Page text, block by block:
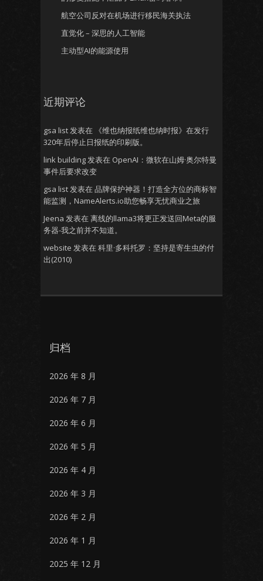
航空公司反对在机场进行移民海关执法
直觉化 – 深思的人工智能
主动型AI的能源使用
近期评论
gsa list发表在
《维也纳报纸维也纳时报》在发行
320年后停止日报纸的印刷版。
link building发表在 OpenAI：微软在山姆·奥尔特曼
事件后要求改变
gsa list发表在 品牌保护神器！打造全方位的商标智
能监测，NameAlerts.io助您畅享无忧商业之旅
Jeena 发表在 离线的llama3将更正发送回Meta的服
务器-我之前并不知道。
website 发表在 科里·多科托罗：坚持是寄生虫的付
出(2010)
归档
2026 年 8 月
2026 年 7 月
2026 年 6 月
2026 年 5 月
2026 年 4 月
2026 年 3 月
2026 年 2 月
2026 年 1 月
2025 年 12 月